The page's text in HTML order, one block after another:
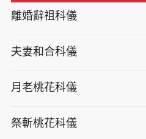
離婚辭祖科儀
夫妻和合科儀
月老桃花科儀
祭斬桃花科儀